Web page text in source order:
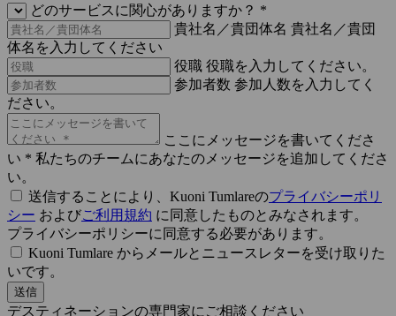
どのサービスに関心がありますか？ *
貴社名／貴団体名 貴社名／貴団
体名を入力してください
役職 役職を入力してください。
参加者数 参加人数を入力してく
ださい。
ここにメッセージを書いてくださ
い * 私たちのチームにあなたのメッセージを追加してくださ
い。
送信することにより、Kuoni Tumlareのプライバシーポリ
シー およびご利用規約 に同意したものとみなされます。
プライバシーポリシーに同意する必要があります。
Kuoni Tumlare からメールとニュースレターを受け取りた
いです。
送信
デスティネーションの専門家にご相談ください